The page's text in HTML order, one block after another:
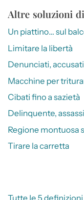
Altre soluzioni
Un piattino… sul
Limitare la libertà
Denunciati, accusati
Macchine per
Cibati fino a sazietà
Delinquente,
Regione montuosa
Tirare la carretta